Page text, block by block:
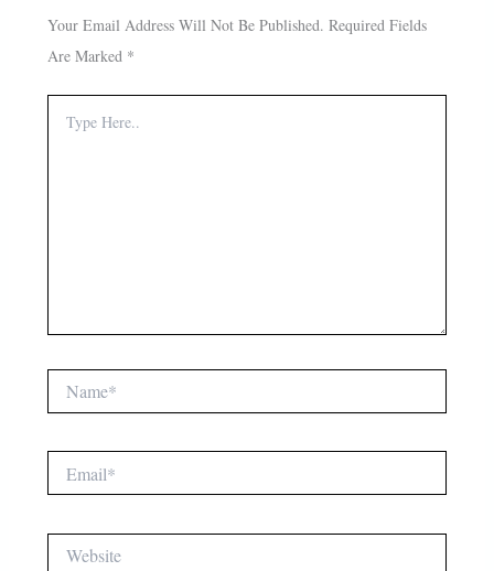
Your Email Address Will Not Be Published. Required Fields
Are Marked *
Here..